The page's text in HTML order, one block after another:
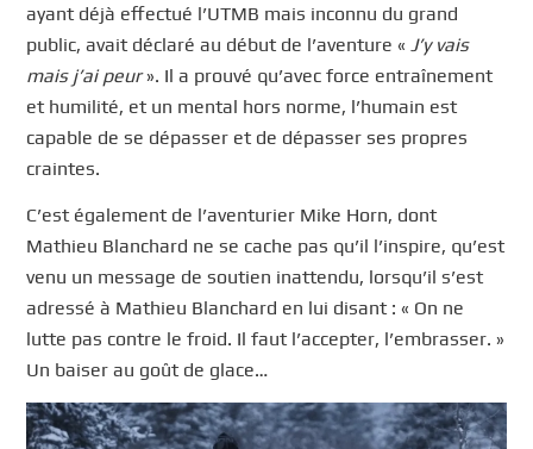
ayant déjà effectué l’UTMB mais inconnu du grand
public, avait déclaré au début de l’aventure « J’y vais
mais j’ai peur». Il a prouvé qu’avec force entraînement
et humilité, et un mental hors norme, l’humain est
capable de se dépasser et de dépasser ses propres
craintes.
C’est également de l’aventurier Mike Horn, dont
Mathieu Blanchard ne se cache pas qu’il l’inspire, qu’est
venu un message de soutien inattendu, lorsqu’il s’est
adressé à Mathieu Blanchard en lui disant : « On ne
lutte pas contre le froid. Il faut l’accepter, l’embrasser. »
Un baiser au goût de glace…